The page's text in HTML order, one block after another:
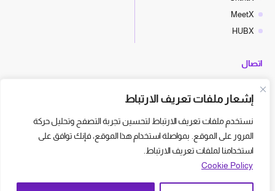
إشعار ملفات تعريف الارتباط
نستخدم ملفات تعريف الارتباط لتحسين تجربة التصفح وتحليل حركة
المرور على الموقع. بمواصلة استخدام هذا الموقع، فإنك توافق على
استخدامنا لملفات تعريف الارتباط.
Cookie Policy
MeetX
HUBX
اتصال
hello@cyberx.world